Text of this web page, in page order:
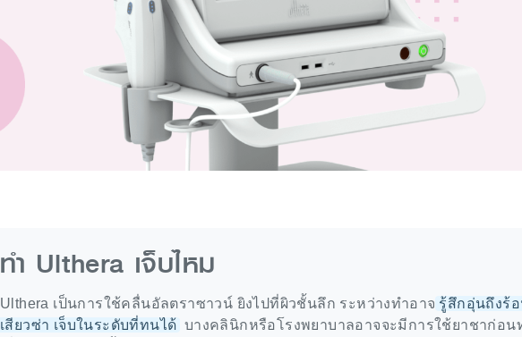
ทำ Ulthera เจ็บไหม
Ulthera เป็นการใช้คลื่นอัลตราซาวน์ ยิงไปที่ผิวชั้นลึก ระหว่างทำอาจ รู้สึกอุ่นถึงร้
เสียวซ่า เจ็บในระดับที่ทนได้ บางคลินิกหรือโรงพยาบาลอาจจะมีการใช้ยาชาก่อน